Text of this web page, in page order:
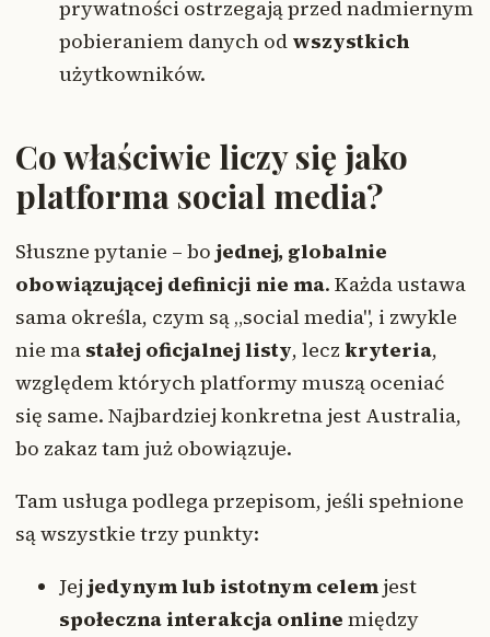
prywatności ostrzegają przed nadmiernym
pobieraniem danych od wszystkich
użytkowników.
Co właściwie liczy się jako
platforma social media?
Słuszne pytanie – bo jednej, globalnie
obowiązującej definicji nie ma. Każda ustawa
sama określa, czym są „social media", i zwykle
nie ma stałej oficjalnej listy, lecz kryteria,
względem których platformy muszą oceniać
się same. Najbardziej konkretna jest Australia,
bo zakaz tam już obowiązuje.
Tam usługa podlega przepisom, jeśli spełnione
są wszystkie trzy punkty:
Jej jedynym lub istotnym celem jest
społeczna interakcja online między